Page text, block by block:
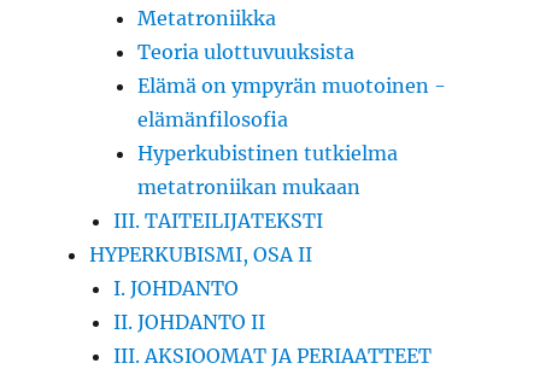
Metatroniikka
Teoria ulottuvuuksista
Elämä on ympyrän muotoinen -
elämänfilosofia
Hyperkubistinen tutkielma
metatroniikan mukaan
III. TAITEILIJATEKSTI
HYPERKUBISMI, OSA II
I. JOHDANTO
II. JOHDANTO II
III. AKSIOOMAT JA PERIAATTEET